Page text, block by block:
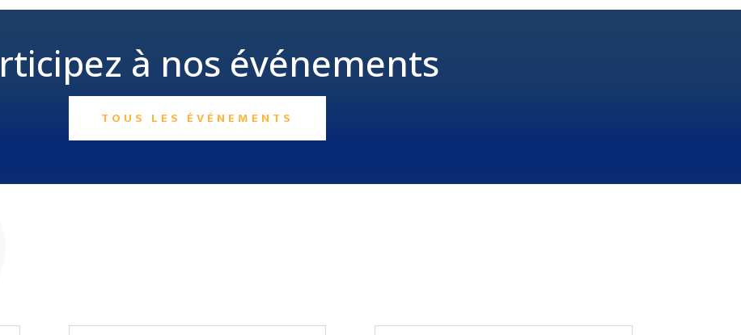
à nos événements
TOUS LES ÉVÉNEMENTS